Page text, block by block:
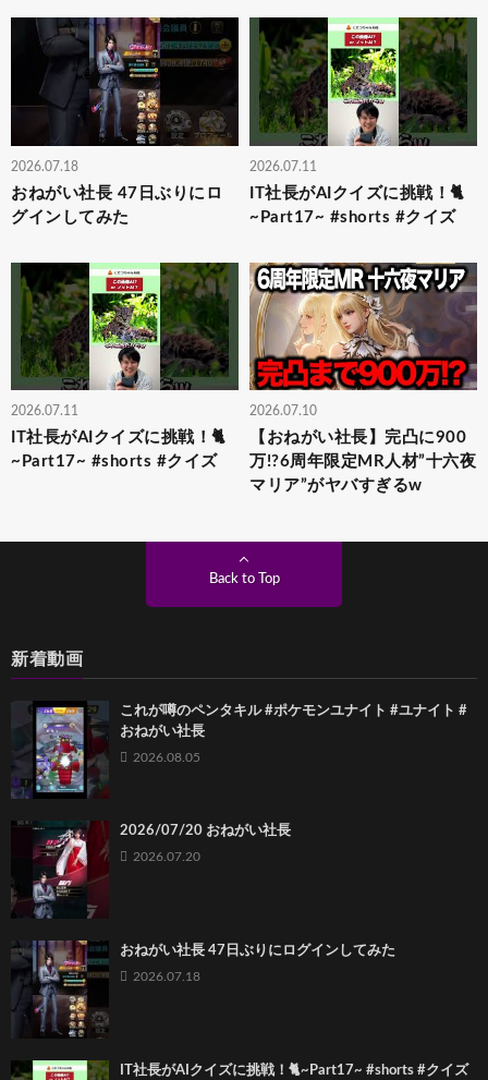
2026.07.18
おねがい社長 47日ぶりにロ
グインしてみた
2026.07.11
IT社長がAIクイズに挑戦！🐈
~Part17~ #shorts #クイズ
2026.07.11
IT社長がAIクイズに挑戦！🐈
~Part17~ #shorts #クイズ
2026.07.10
【おねがい社長】完凸に900
万!?6周年限定MR人材”十六夜
マリア”がヤバすぎるw
Back to Top
新着動画
これが噂のペンタキル #ポケモンユナイト #ユナイト #
おねがい社長
2026.08.05
2026/07/20 おねがい社長
2026.07.20
おねがい社長 47日ぶりにログインしてみた
2026.07.18
IT社長がAIクイズに挑戦！🐈~Part17~ #shorts #クイズ